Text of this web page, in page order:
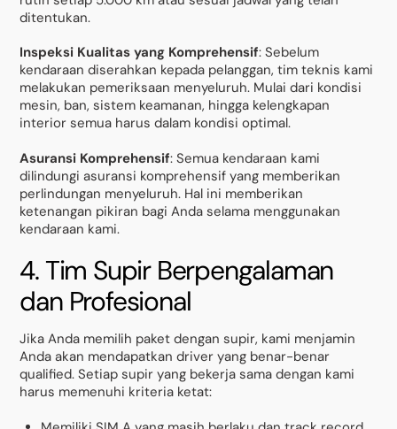
ditentukan.
Inspeksi Kualitas yang Komprehensif: Sebelum
kendaraan diserahkan kepada pelanggan, tim teknis kami
melakukan pemeriksaan menyeluruh. Mulai dari kondisi
mesin, ban, sistem keamanan, hingga kelengkapan
interior semua harus dalam kondisi optimal.
Asuransi Komprehensif: Semua kendaraan kami
dilindungi asuransi komprehensif yang memberikan
perlindungan menyeluruh. Hal ini memberikan
ketenangan pikiran bagi Anda selama menggunakan
kendaraan kami.
4. Tim Supir Berpengalaman
dan Profesional
Jika Anda memilih paket dengan supir, kami menjamin
Anda akan mendapatkan driver yang benar-benar
qualified. Setiap supir yang bekerja sama dengan kami
harus memenuhi kriteria ketat: